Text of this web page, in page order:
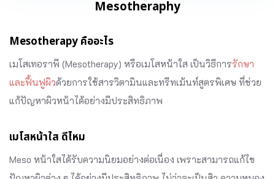
Mesotheraphy
Mesotherapy คืออะไร
เมโสเทอราพี (Mesotherapy) หรือเมโสหน้าใส เป็นวิธีการรักษา
และฟื้นฟูผิวด้วยการใช้สารวิตามินและทรีทเม้นท์สูตรพิเศษ ที่ช่วย
แก้ปัญหาผิวหน้าได้อย่างมีประสิทธิภาพ
เมโสหน้าใส ดีไหม
Meso หน้าใสได้รับความนิยมอย่างต่อเนื่อง เพราะสามารถแก้ไข